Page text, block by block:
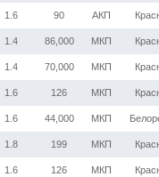
1.6 90 АКП
1.4 86,000 МКП
1.4 70,000 МКП
1.6 126 МКП
1.6 44,000 МКП
1.8 199 МКП
1.6 126 МКП